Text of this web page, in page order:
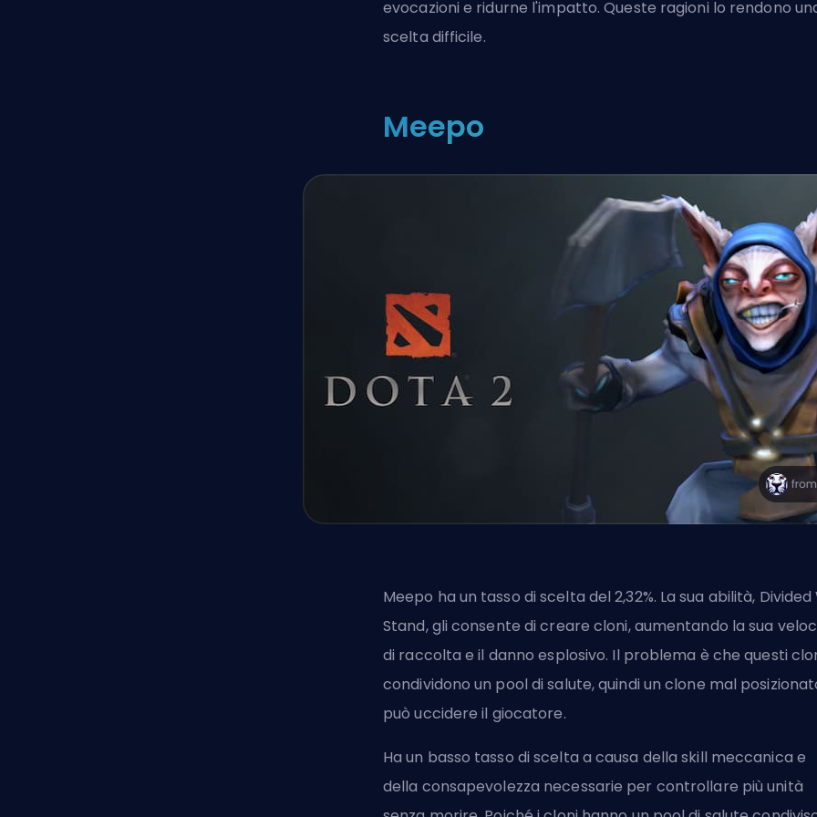
evocazioni e ridurne l'impatto. Queste ragioni lo rendono
scelta difficile.
Meepo
Meepo ha un tasso di scelta del 2,32%. La sua abilità, Divided
Stand, gli consente di creare cloni, aumentando la sua
di raccolta e il danno esplosivo. Il problema è che questi
condividono un pool di salute, quindi un clone mal
può uccidere il giocatore.
Ha un basso tasso di scelta a causa della skill meccanica e
della consapevolezza necessarie per controllare più unità